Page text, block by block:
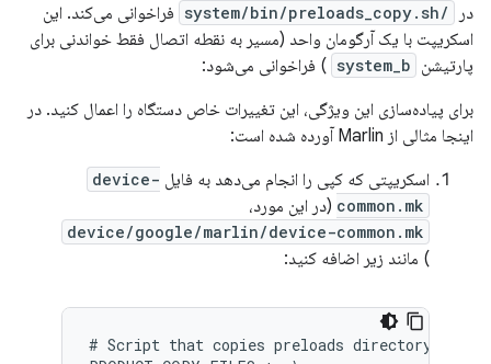
در
/system/bin/preloads_copy.sh
فراخوانی می‌کند. این
اسکریپت با یک آرگومان واحد (مسیر به نقطه اتصال فقط خواندنی برای
پارتیشن system_b ) فراخوانی می‌شود:
برای پیاده‌سازی این ویژگی، این تغییرات خاص دستگاه را اعمال کنید. در
اینجا مثالی از Marlin آورده شده است:
اسکریپتی که کپی را انجام می‌دهد به فایل device-
common.mk (در این مورد،
device/google/marlin/device-common.mk
) مانند زیر اضافه کنید:
# Script that copies preloads directory from